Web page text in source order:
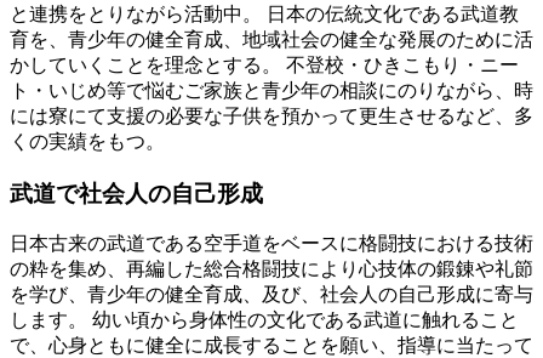
と連携をとりながら活動中。 日本の伝統文化である武道教
育を、青少年の健全育成、地域社会の健全な発展のために活
かしていくことを理念とする。 不登校・ひきこもり・ニー
ト・いじめ等で悩むご家族と青少年の相談にのりながら、時
には寮にて支援の必要な子供を預かって更生させるなど、多
くの実績をもつ。
武道で社会人の自己形成
日本古来の武道である空手道をベースに格闘技における技術
の粋を集め、再編した総合格闘技により心技体の鍛錬や礼節
を学び、青少年の健全育成、及び、社会人の自己形成に寄与
します。 幼い頃から身体性の文化である武道に触れること
で、心身ともに健全に成長することを願い、指導に当たって